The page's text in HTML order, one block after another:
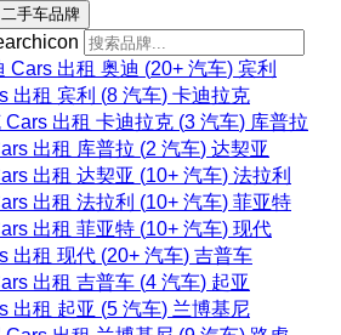
二手车品牌
奥迪 (20+ 汽车) 宾利
宾利 (8 汽车) 卡迪拉克
卡迪拉克 (3 汽车) 库普拉
库普拉 (2 汽车) 达契亚
达契亚 (10+ 汽车) 法拉利
法拉利 (10+ 汽车) 菲亚特
菲亚特 (10+ 汽车) 现代
现代 (20+ 汽车) 吉普车
吉普车 (4 汽车) 起亚
起亚 (5 汽车) 兰博基尼